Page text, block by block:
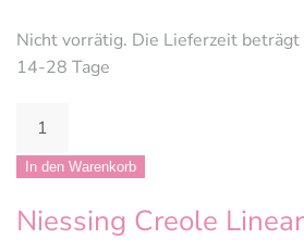
Nicht vorrätig. Die Lieferzeit
14-28 Tage
Niessing
Linear
Platin
In den Warenkorb
Niessing Creole